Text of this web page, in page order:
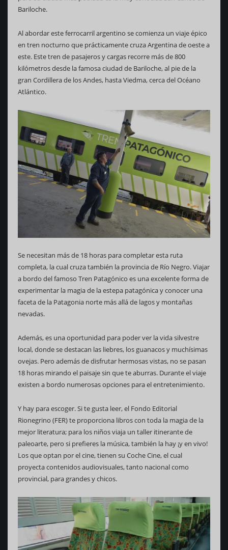
Bariloche.
Al abordar este ferrocarril argentino se comienza un viaje épico
en tren nocturno que prácticamente cruza Argentina de oeste a
este. Este tren de pasajeros y cargas recorre más de 800
kilómetros desde la famosa ciudad de Bariloche, al pie de la
gran Cordillera de los Andes, hasta Viedma, cerca del Océano
Atlántico.
Se necesitan más de 18 horas para completar esta ruta
completa, la cual cruza también la provincia de Río Negro. Viajar
a bordo del famoso Tren Patagónico es una excelente forma de
experimentar la magia de la estepa patagónica y conocer una
faceta de la Patagonia norte más allá de lagos y montañas
nevadas.
Además, es una oportunidad para poder ver la vida silvestre
local, donde se destacan las liebres, los guanacos y muchísimas
ovejas. Pero además de disfrutar hermosas vistas, no se pasan
18 horas mirando el paisaje sin que te aburras. Durante el viaje
existen a bordo numerosas opciones para el entretenimiento.
Y hay para escoger. Si te gusta leer, el Fondo Editorial
Rionegrino (FER) te proporciona libros con toda la magia de la
mejor literatura; para los niños viaja un taller itinerante de
paleoarte, pero si prefieres la música, también la hay ¡y en vivo!
Los que optan por el cine, tienen su Coche Cine, el cual
proyecta contenidos audiovisuales, tanto nacional como
provincial, para grandes y chicos.